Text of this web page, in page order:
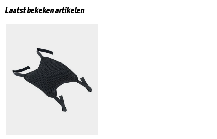
Laatst bekeken artikelen